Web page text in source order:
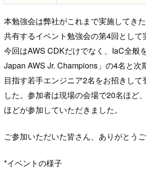
本勉強会は弊社がこれまで実施してきた
共有するイベント勉強会の第4回として
今回はAWS CDKだけでなく、IaC全般
Japan AWS Jr. Champions」の4名と次
目指す若手エンジニア2名をお招きして
した。参加者は現場の会場で20名ほど
ほどが参加していただきました。
ご参加いただいた皆さん、ありがとうご
*イベントの様子